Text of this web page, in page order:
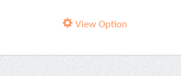
View Option